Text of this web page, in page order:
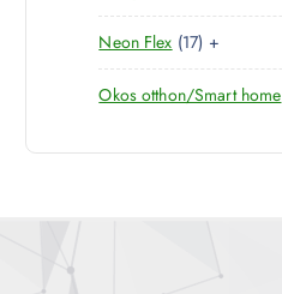
k
m
k
0
e
r
é
Neon Flex 171
7
t
r
+
Okos otthon/Smart home